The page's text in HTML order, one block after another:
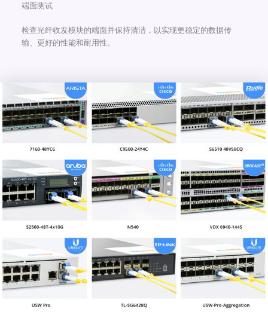
端面测试
检查光纤收发模块的端面并保持清洁，以实现更稳定的数据传
输、更好的性能和耐用性。